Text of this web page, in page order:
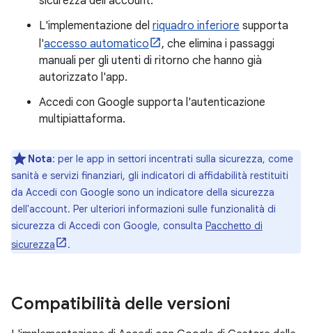
L'implementazione del riquadro inferiore supporta
l'accesso automatico
, che elimina i passaggi
manuali per gli utenti di ritorno che hanno già
autorizzato l'app.
Accedi con Google supporta l'autenticazione
multipiattaforma.
Nota: per le app in settori incentrati sulla sicurezza, come
sanità e servizi finanziari, gli indicatori di affidabilità restituiti
da Accedi con Google sono un indicatore della sicurezza
dell'account. Per ulteriori informazioni sulle funzionalità di
sicurezza di Accedi con Google, consulta Pacchetto di
sicurezza
.
Compatibilità delle versioni